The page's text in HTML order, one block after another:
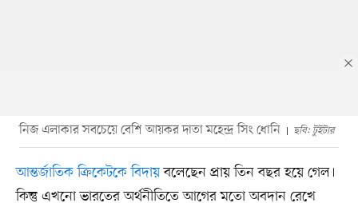
নিজ এলাকার সবচেয়ে বেশি আয়কর দাতা মহেন্দ্র সিং ধোনি ছবি: টুইটার
আন্তর্জাতিক ক্রিকেটকে বিদায়বলেছেন প্রায় তিন বছর হয়ে গেল।
কিন্তু এখনো ভারতের অর্থনীতিতে আগের মতো অবদান রেখে